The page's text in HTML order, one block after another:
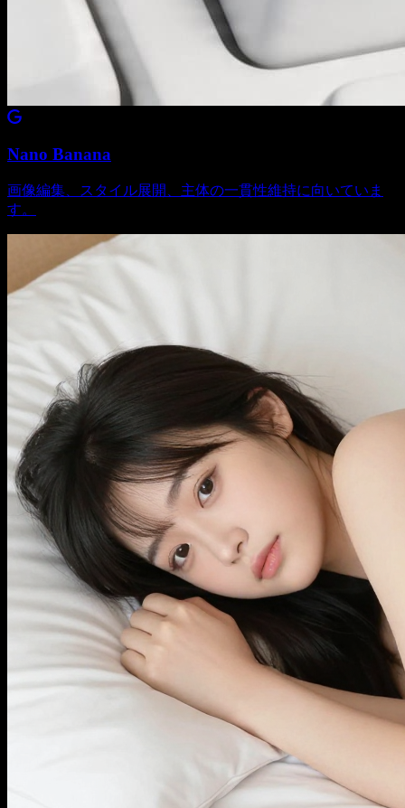
Nano Banana
画像編集、スタイル展開、主体の一貫性維持に向いていま
す。